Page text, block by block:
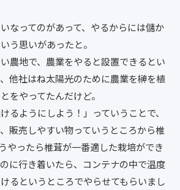
なってのがあって、やるからには儲か
う思いがあったと。
農地で、農業をやると設置できるとい
他社はね太陽光のために農業を榊を植
をやってたんだけど。
るようにしよう！」っていうことで、
販売しやすい物っていうところから椎
やったら椎茸が一番適した栽培ができ
に行き着いたら、コンテナの中で温度
るというところでやらせてもらいまし